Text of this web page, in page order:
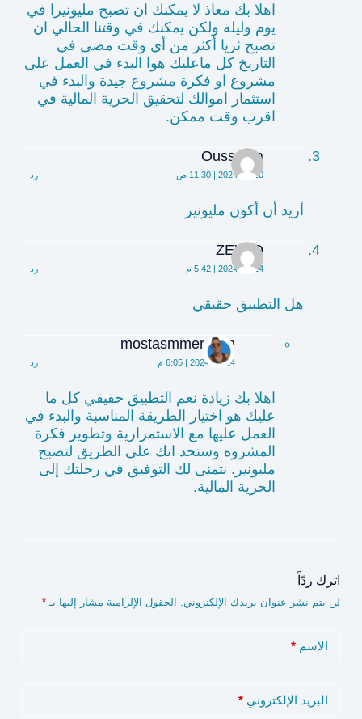
اهلا بك معاذ لا يمكنك ان تصبح مليونيرا في
يوم وليله ولكن يمكنك في وقتنا الحالي ان
تصبح ثريا أكثر من أي وقت مضى في
التاريخ كل ماعليك هوا البدء في العمل على
مشروع او فكرة مشروع جيدة والبدء في
استثمار اموالك لتحقيق الحرية المالية في
اقرب وقت ممكن.
Oussama
2024-08-10 | 11:30 ص رد
أريد أن أكون مليونير
ZEYAD
2024-08-14 | 5:42 م رد
هل التطبيق حقيقي
mostasmmer.com
2024-08-14 | 6:05 م رد
اهلا بك زيادة نعم التطبيق حقيقي كل ما
عليك هو اختيار الطريقة المناسبة والبدء في
العمل عليها مع الاستمرارية وتطوير فكرة
المشروه وستحد انك على الطريق لتصبح
مليونير. نتمنى لك التوفيق في رحلتك إلى
الحرية المالية.
اترك ردّاً
لن يتم نشر عنوان بريدك الإلكتروني. الحقول الإلزامية مشار إليها بـ *
الاسم *
البريد الإلكتروني *